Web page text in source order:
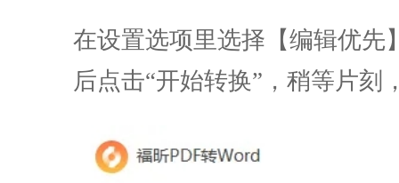
在设置选项里选择【编辑优先
后点击“开始转换”，稍等片刻